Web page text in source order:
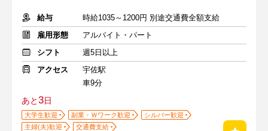
給与
時給1035～1200円 別途交通費全額支給
雇用形態
アルバイト・パート
シフト
週5日以上
アクセス
宇佐駅
車9分
あと3日
大学生歓迎 副業・Ｗワーク歓迎
シルバー歓迎
主婦(夫)歓迎
交通費支給